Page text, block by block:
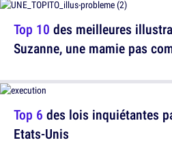
Top 10 des meilleures
Suzanne, une mamie pas
Top 6 des lois inquiétantes
Etats-Unis